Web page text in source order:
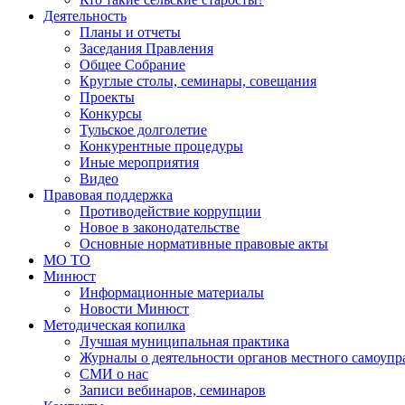
Деятельность
Планы и отчеты
Заседания Правления
Общее Собрание
Круглые столы, семинары, совещания
Проекты
Конкурсы
Тульское долголетие
Конкурентные процедуры
Иные мероприятия
Видео
Правовая поддержка
Противодействие коррупции
Новое в законодательстве
Основные нормативные правовые акты
МО ТО
Минюст
Информационные материалы
Новости Минюст
Методическая копилка
Лучшая муниципальная практика
Журналы о деятельности органов местного
СМИ о нас
Записи вебинаров, семинаров